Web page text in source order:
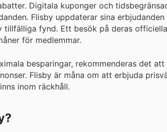
Digitala kuponger och
Flisby uppdaterar sina
fynd. Ett besök på deras
för medlemmar.
besparingar, rekommenderas det
Flisby är måna om att erbjuda
inom räckhåll.